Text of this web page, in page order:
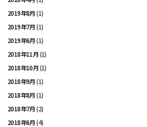
2019年8月(1)
2019年7月(1)
2019年6月(1)
2018年11月(1)
2018年10月(1)
2018年9月(1)
2018年8月(1)
2018年7月(2)
2018年6月(4)